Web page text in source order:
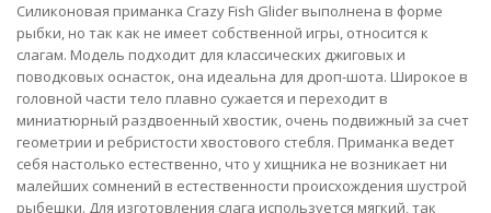
Силиконовая приманка Crazy Fish Glider выполнена в форме
рыбки, но так как не имеет собственной игры, относится к
слагам. Модель подходит для классических джиговых и
поводковых оснасток, она идеальна для дроп-шота. Широкое в
головной части тело плавно сужается и переходит в
миниатюрный раздвоенный хвостик, очень подвижный за счет
геометрии и ребристости хвостового стебля. Приманка ведет
себя настолько естественно, что у хищника не возникает ни
малейших сомнений в естественности происхождения шустрой
рыбешки. Для изготовления слага используется мягкий, так